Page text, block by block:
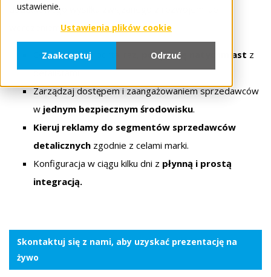
ustawienie.
Ustawienia plików cookie
Zaakceptuj Odrzuć
dodatkowego wysiłku związanego z rozwojem lub
wdrożeniem.
Opublikuj swój portal raz, połącz się natychmiast z
detalistami.
Zarządzaj dostępem i zaangażowaniem sprzedawców
w jednym bezpiecznym środowisku.
Kieruj reklamy do segmentów sprzedawców
detalicznych zgodnie z celami marki.
Konfiguracja w ciągu kilku dni z płynną i prostą
integracją.
Skontaktuj się z nami, aby uzyskać prezentację na
żywo